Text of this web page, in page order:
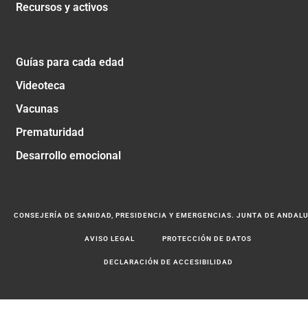
Recursos y activos
Guías para cada edad
Videoteca
Vacunas
Prematuridad
Desarrollo emocional
CONSEJERÍA DE SANIDAD, PRESIDENCIA Y EMERGENCIAS. JUNTA DE
AVISO LEGAL PROTECCIÓN DE DATOS
DECLARACIÓN DE ACCESIBILIDAD